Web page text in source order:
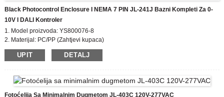
Black Photocontrol Enclosure I NEMA 7 PIN JL-241J Bazni Kompleti Za 0-
10V I DALI Kontroler
1. Model proizvoda: YS800076-8
2. Materijal: PC/PP (Zahtjevi kupaca)
3. Boja: siva/siva
UPIT DETALJ
Fotoćelija Sa Minimalnim Dugmetom JL-403C 120V-277VAC